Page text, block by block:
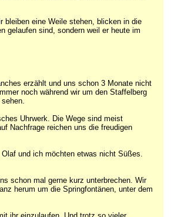
bleiben eine Weile stehen, blicken in die
gelaufen sind, sondern weil er heute im
erzählt und uns schon 3 Monate nicht
noch während wir um den Staffelberg
Uhrwerk. Die Wege sind meist
Nachfrage reichen uns die freudigen
und ich möchten etwas nicht Süßes.
schon mal gerne kurz unterbrechen. Wir
herum um die Springfontänen, unter dem